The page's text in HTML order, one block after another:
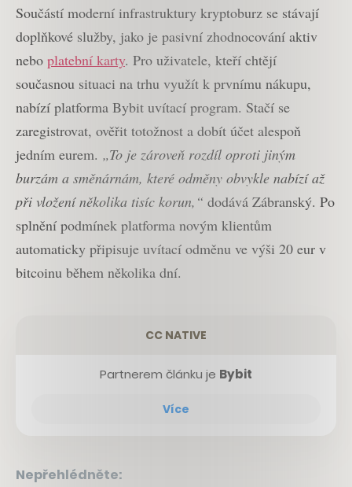
Součástí moderní infrastruktury kryptoburz se stávají
doplňkové služby, jako je pasivní zhodnocování aktiv
nebo platební karty. Pro uživatele, kteří chtějí
současnou situaci na trhu využít k prvnímu nákupu,
nabízí platforma Bybit uvítací program. Stačí se
zaregistrovat, ověřit totožnost a dobít účet alespoň
jedním eurem. „To je zároveň rozdíl oproti jiným
burzám a směnárnám, které odměny obvykle nabízí až
při vložení několika tisíc korun,“ dodává Zábranský. Po
splnění podmínek platforma novým klientům
automaticky připisuje uvítací odměnu ve výši 20 eur v
bitcoinu během několika dní.
CC NATIVE
Partnerem článku je Bybit
Více
Nepřehlédněte: